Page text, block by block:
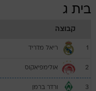
בית ג
קבוצה
1 ריאל מדריד
2 אולימפיאקוס
3 ורדר ברמן